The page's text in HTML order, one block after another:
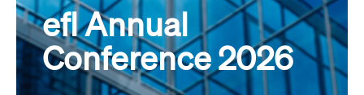
efl Annual
Conference 2026